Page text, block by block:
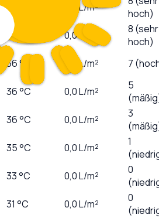
35 L/m²
hoch)
36 0,0
8 (sehr
hoch)
36°C L/m²
7
36°C 0,0L/m²
5
36°C 0,0L/m²
3
35°C 0,0L/m²
1
33°C 0,0L/m²
0
31 °C 0,0L/m²
0